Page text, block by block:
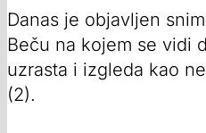
Danas je objavljen
Beču na kojem se vidi
uzrasta i izgleda kao
(2).